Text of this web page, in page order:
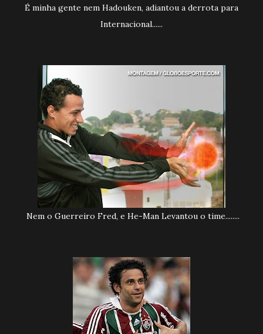
É minha gente nem Hadouken, adiantou a derrota para
Internacional......
Nem o Guerreiro Fred, e He-Man Levantou o time........